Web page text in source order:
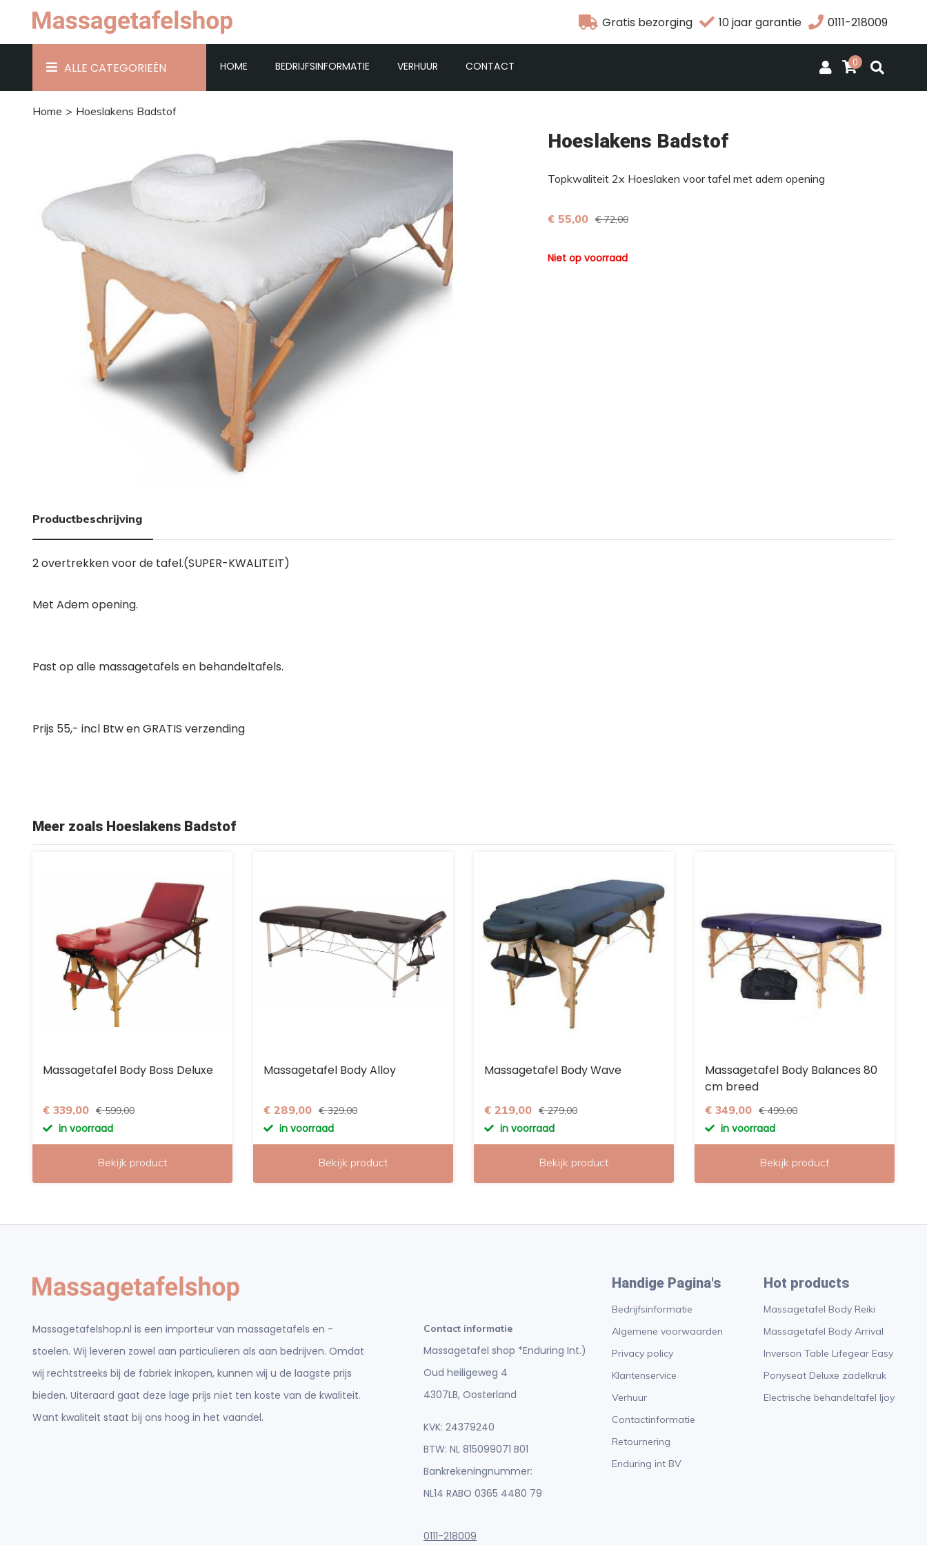
Gratis bezorging 10 jaar garantie 0111-218009
ALLE CATEGORIEËN HOME BEDRIJFSINFORMATIE VERHUUR CONTACT 0
Home Hoeslakens Badstof
Hoeslakens Badstof
Topkwaliteit 2x Hoeslaken voor tafel met adem opening
€ 55,00 € 72,00
Niet op voorraad
Productbeschrijving
2 overtrekken voor de tafel.(SUPER-KWALITEIT)
Met Adem opening.
Past op alle massagetafels en behandeltafels.
Prijs 55,- incl Btw en GRATIS verzending
Meer zoals Hoeslakens Badstof
Massagetafel Body Boss Deluxe
€ 339,00 € 599,00
in voorraad
Bekijk product
Massagetafel Body Alloy
€ 289,00 € 329,00
in voorraad
Bekijk product
Massagetafel Body Wave
€ 219,00 € 279,00
in voorraad
Bekijk product
Massagetafel Body Balances 80
cm breed
€ 349,00 € 499,00
in voorraad
Bekijk product
Massagetafelshop.nl is een importeur van massagetafels en -
stoelen. Wij leveren zowel aan particulieren als aan bedrijven. Omdat
wij rechtstreeks bij de fabriek inkopen, kunnen wij u de laagste prijs
bieden. Uiteraard gaat deze lage prijs niet ten koste van de kwaliteit.
Want kwaliteit staat bij ons hoog in het vaandel.
Contact informatie
Massagetafel shop *Enduring Int.)
Oud heiligeweg 4
4307LB, Oosterland
KVK: 24379240
BTW: NL 815099071 B01
Bankrekeningnummer:
NL14 RABO 0365 4480 79
0111-218009
Handige Pagina's
Bedrijfsinformatie
Algemene voorwaarden
Privacy policy
Klantenservice
Verhuur
Contactinformatie
Retournering
Enduring int BV
Hot products
Massagetafel Body Reiki
Massagetafel Body Arrival
Inverson Table Lifegear Easy
Ponyseat Deluxe zadelkruk
Electrische behandeltafel Ijoy